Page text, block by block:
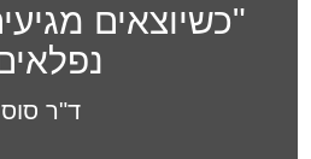
"כשיוצאים
ד"ר סוס